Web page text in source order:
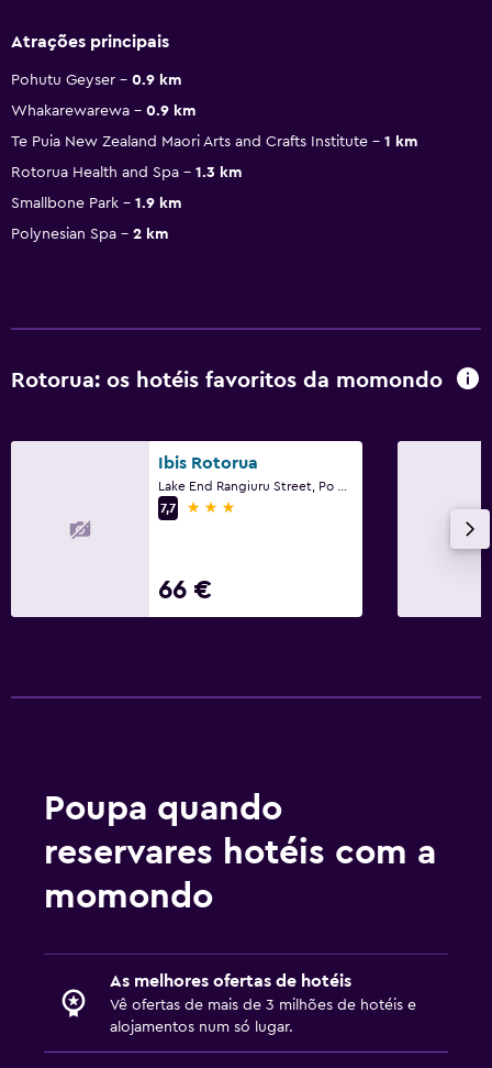
Atrações principais
Pohutu Geyser
0.9 km
Whakarewarewa
0.9 km
Te Puia New Zealand Maori Arts and Crafts Institute
1 km
Rotorua Health and Spa
1.3 km
Smallbone Park
1.9 km
Polynesian Spa
2 km
Rotorua: os hotéis favoritos da momondo
Ibis Rotorua
7,7
3 estrelas
66 €
Poupa quando
reservares hotéis com a
momondo
As melhores ofertas de hotéis
Vê ofertas de mais de 3 milhões de hotéis e
alojamentos num só lugar.